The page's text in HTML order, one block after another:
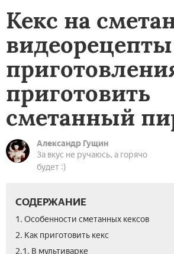
Кекс на
видеорецепты
приготовить
сметанный
Александр Гущин
За вкус не ручаюсь, а горячо
будет :)
СОДЕРЖАНИЕ
1. Особенности сметанных кексов
2. Как приготовить кекс
2.1. В мультиварке